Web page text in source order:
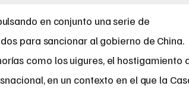
en conjunto una serie de
para sancionar al gobierno de China.
como los uigures, el hostigamiento
en un contexto en el que la